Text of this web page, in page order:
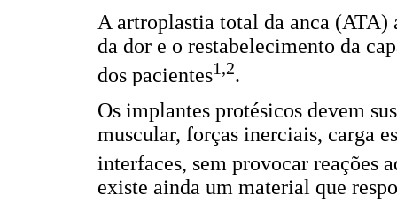
A artroplastia total da anca
da dor e o restabelecimento da
dos pacientes1,2.
Os implantes protésicos devem
muscular, forças inerciais, carga
interfaces, sem provocar reações
existe ainda um material que